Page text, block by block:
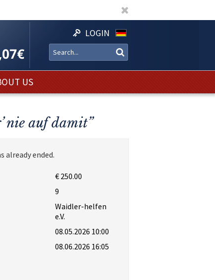
LOGIN
US
nie auf damit”
already ended.
€ 250.00
9
Waidler-helfen
e.V.
08.05.2026 10:00
08.06.2026 16:05